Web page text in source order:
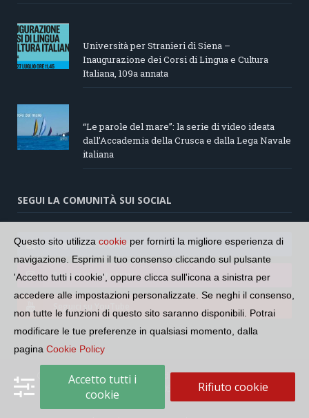
Università per Stranieri di Siena –
Inaugurazione dei Corsi di Lingua e Cultura
Italiana, 109a annata
“Le parole del mare”: la serie di video ideata
dall’Accademia della Crusca e dalla Lega Navale
italiana
SEGUI LA COMUNITÀ SUI SOCIAL
Seguici su Facebook
Seguici su Instagram
Seguici su YouTube
Copyright © 2026 Comunità Radiotelevisiva Italofona. CF:
Questo sito utilizza cookie per fornirti la migliore esperienza di
navigazione. Esprimi il tuo consenso cliccando sul pulsante
'Accetto tutti i cookie', oppure clicca sull'icona a sinistra per
accedere alle impostazioni personalizzate. Se neghi il consenso,
non tutte le funzioni di questo sito saranno disponibili. Potrai
modificare le tue preferenze in qualsiasi momento, dalla
pagina Cookie Policy
Accetto tutti i
cookie
Rifiuto cookie